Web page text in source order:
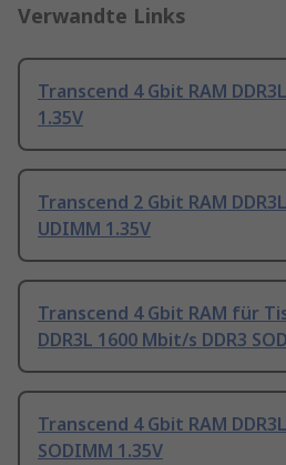
Verwandte Links
Transcend 4 Gbit RAM
1.35V
Transcend 2 Gbit RAM
UDIMM 1.35V
Transcend 4 Gbit RAM für
DDR3L 1600 Mbit/s DDR3
Transcend 4 Gbit RAM
SODIMM 1.35V